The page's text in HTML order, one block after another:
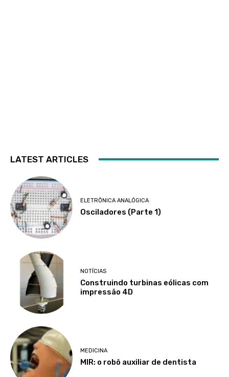
LATEST ARTICLES
ELETRÔNICA ANALÓGICA
Osciladores (Parte 1)
NOTÍCIAS
Construindo turbinas eólicas com
impressão 4D
MEDICINA
MIR: o robô auxiliar de dentista